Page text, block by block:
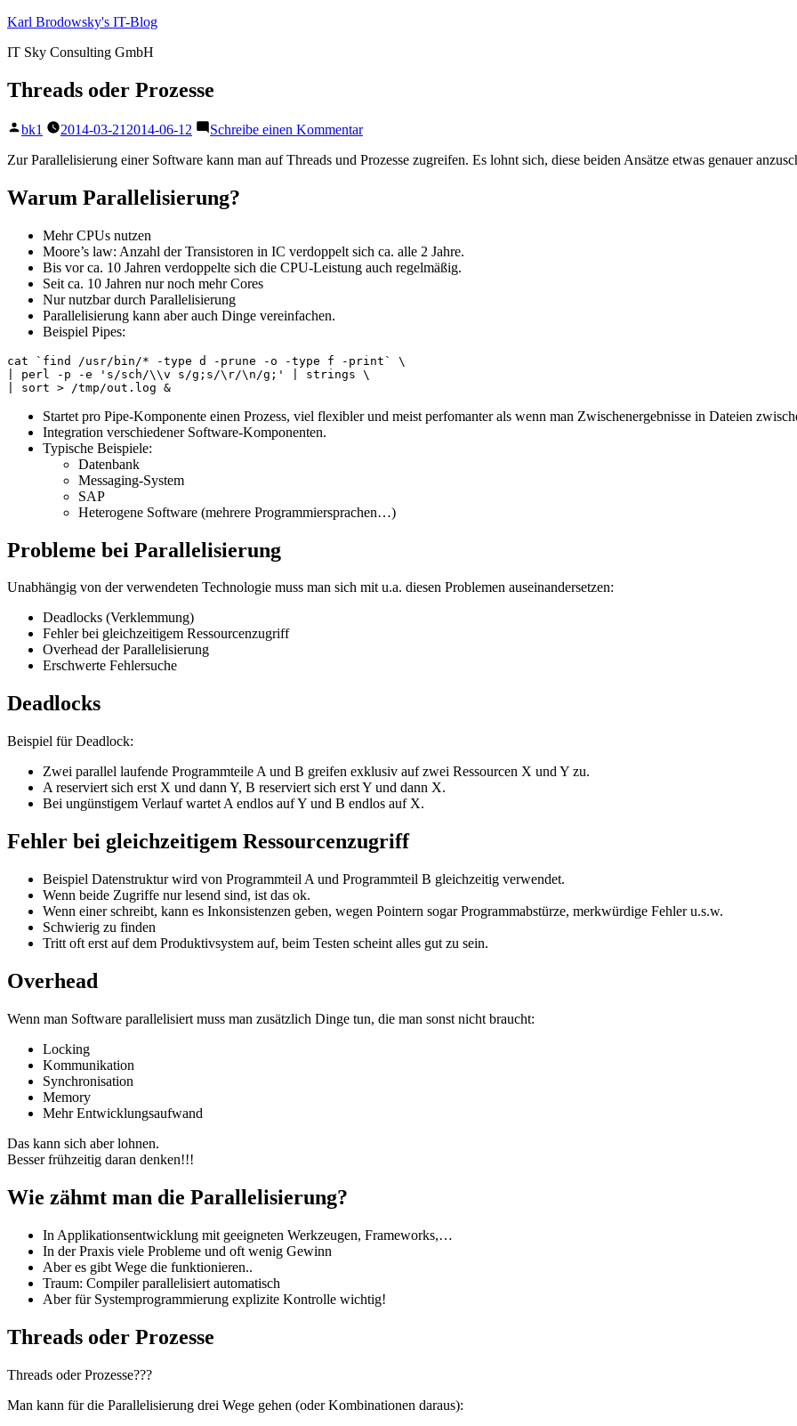
Zum
springen
Karl Brodowsky's IT-Blog
IT Sky Consulting GmbH
Threads oder Prozesse
Veröffentlicht
bk1 2014-03-21 2014-06-12 Schreibe einen Kommentarzu
oder
Zur Parallelisierung einer Software kann man auf Threads und Prozesse zugreifen. Es lohnt sich, diese beiden Ansätze etwas genauer
Warum Parallelisierung?
Mehr CPUs nutzen
Moore’s law: Anzahl der Transistoren in IC verdoppelt sich ca. alle 2 Jahre.
Bis vor ca. 10 Jahren verdoppelte sich die CPU-Leistung auch regelmäßig.
Seit ca. 10 Jahren nur noch mehr Cores
Nur nutzbar durch Parallelisierung
Parallelisierung kann aber auch Dinge vereinfachen.
Beispiel Pipes:
cat `find /usr/bin/* -type d -prune -o -type f -print` \
| perl -p -e 's/sch/\\v s/g;s/\r/\n/g;' | strings \
Startet pro Pipe-Komponente einen Prozess, viel flexibler und meist perfomanter als wenn man Zwischenergebnisse in Dateien
Integration verschiedener Software-Komponenten.
Typische Beispiele:
Datenbank
Messaging-System
SAP
Heterogene Software (mehrere Programmiersprachen…)
Probleme bei Parallelisierung
Unabhängig von der verwendeten Technologie muss man sich mit u.a. diesen Problemen auseinandersetzen:
Deadlocks (Verklemmung)
Fehler bei gleichzeitigem Ressourcenzugriff
Overhead der Parallelisierung
Erschwerte Fehlersuche
Deadlocks
Beispiel für Deadlock:
Zwei parallel laufende Programmteile A und B greifen exklusiv auf zwei Ressourcen X und Y zu.
A reserviert sich erst X und dann Y, B reserviert sich erst Y und dann X.
Bei ungünstigem Verlauf wartet A endlos auf Y und B endlos auf X.
Fehler bei gleichzeitigem Ressourcenzugriff
Beispiel Datenstruktur wird von Programmteil A und Programmteil B gleichzeitig verwendet.
Wenn beide Zugriffe nur lesend sind, ist das ok.
Wenn einer schreibt, kann es Inkonsistenzen geben, wegen Pointern sogar Programmabstürze, merkwürdige Fehler u.s.w.
Schwierig zu finden
Tritt oft erst auf dem Produktivsystem auf, beim Testen scheint alles gut zu sein.
Overhead
Wenn man Software parallelisiert muss man zusätzlich Dinge tun, die man sonst nicht braucht:
Locking
Kommunikation
Synchronisation
Memory
Mehr Entwicklungsaufwand
Das kann sich aber lohnen.
Besser frühzeitig daran denken!!!
Wie zähmt man die Parallelisierung?
In Applikationsentwicklung mit geeigneten Werkzeugen, Frameworks,…
In der Praxis viele Probleme und oft wenig Gewinn
Aber es gibt Wege die funktionieren..
Traum: Compiler parallelisiert automatisch
Aber für Systemprogrammierung explizite Kontrolle wichtig!
Threads oder Prozesse
Threads oder Prozesse???
Man kann für die Parallelisierung drei Wege gehen (oder Kombinationen daraus):